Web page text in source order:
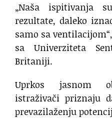
„Naša ispitivanja
rezultate, daleko
samo sa
sa Univerziteta
Britaniji.
Uprkos jasnom
istraživači priznaju
prevazilaženju